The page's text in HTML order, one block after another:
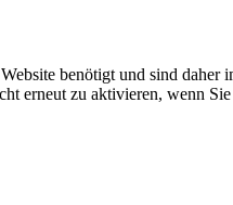
benötigt und sind
erneut zu aktivieren, wenn Sie